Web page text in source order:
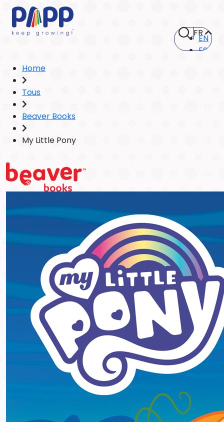
FREN
ES
Home
Tous
Beaver Books
My Little Pony